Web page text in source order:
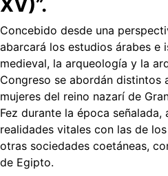
XV)”.
Concebido desde una
abarcará los estudios árabes e
medieval, la arqueología y la
Congreso se abordán distintos
mujeres del reino nazarí de
Fez durante la época
realidades vitales con las de
otras sociedades coetáneas,
de Egipto.